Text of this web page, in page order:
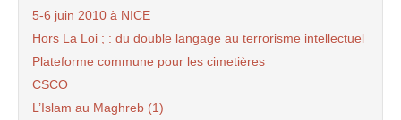
5-6 juin 2010 à NICE
Hors La Loi ; : du double langage au terrorisme intellectuel
Plateforme commune pour les cimetières
CSCO
L’Islam au Maghreb (1)